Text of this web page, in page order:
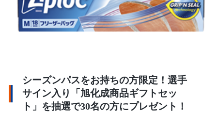
シーズンパスをお持ちの方限定！選手
サイン入り「旭化成商品ギフトセッ
ト」を抽選で30名の方にプレゼント！